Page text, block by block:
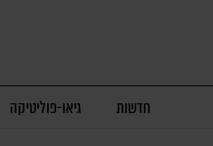
חדשות גיאו-פוליטיקה